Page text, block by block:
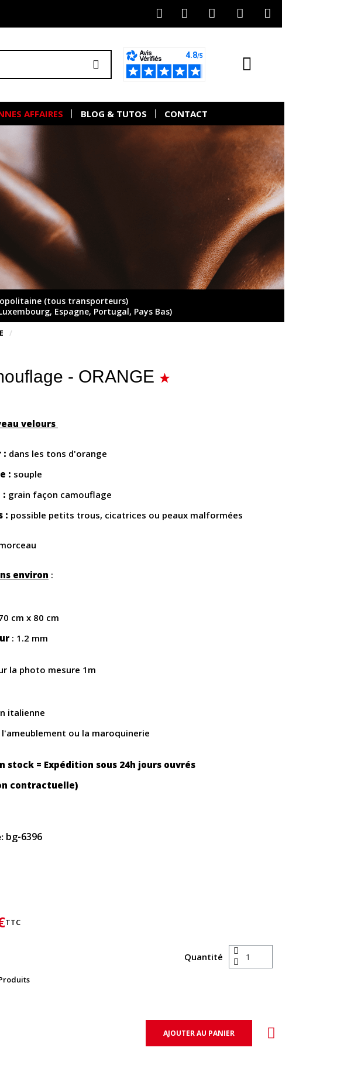
AFFAIRES BLOG & TUTOS CONTACT
(tous transporteurs)
Espagne, Portugal, Pays Bas)
- ORANGE
velours
: dans les tons d'orange
: souple
: grain façon camouflage
: possible petits trous, cicatrices ou peaux malformées
environ :
cm x 80 cm
: 1.2 mm
la photo mesure 1m
italienne
l'ameublement ou la maroquinerie
stock = Expédition sous 24h jours ouvrés
contractuelle)
bg-6396
TTC
Quantité
AJOUTER AU PANIER